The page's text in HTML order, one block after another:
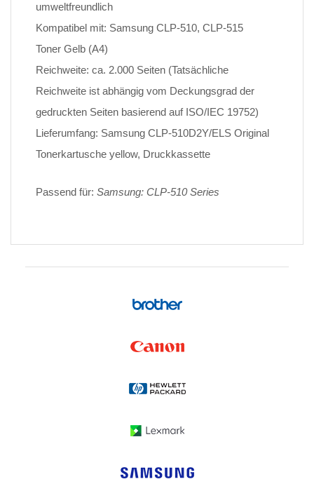
umweltfreundlich
Kompatibel mit: Samsung CLP-510, CLP-515
Toner Gelb (A4)
Reichweite: ca. 2.000 Seiten (Tatsächliche
Reichweite ist abhängig vom Deckungsgrad der
gedruckten Seiten basierend auf ISO/IEC 19752)
Lieferumfang: Samsung CLP-510D2Y/ELS Original
Tonerkartusche yellow, Druckkassette
Passend für: Samsung: CLP-510 Series